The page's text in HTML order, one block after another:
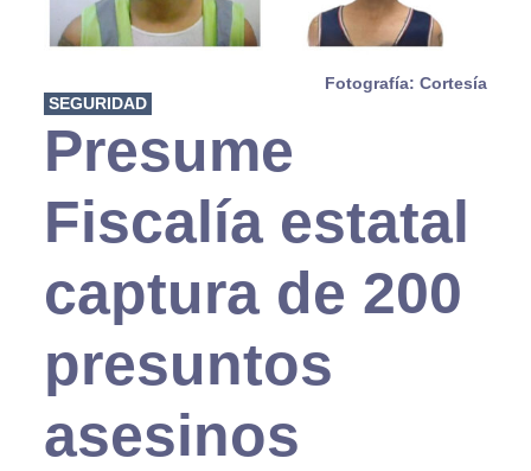
Fotografía: Cortesía
SEGURIDAD
Presume
Fiscalía estatal
captura de 200
presuntos
asesinos